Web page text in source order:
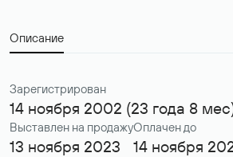
Описание
Зарегистрирован
14 ноября 2002 (23 года 8
Выставлен на продажу
13 ноября 2023
Оплачен до
14 ноября